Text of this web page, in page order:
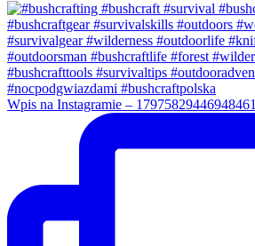
Wpis na Instagramie – 17975829446948461